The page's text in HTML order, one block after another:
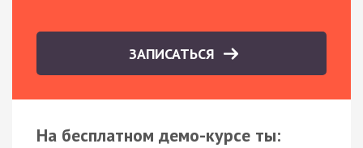
ЗАПИСАТЬСЯ
На бесплатном демо-курсе ты: